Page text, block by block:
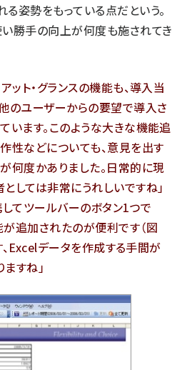
姿勢をもっている点だという。
勝手の向上が何度も施されてき
ット・グランスの機能も、導入当
のユーザーからの要望で導入さ
います。このような大きな機能追
性などについても、意見を出す
何度かありました。日常的に現
しては非常にうれしいですね」
てツールバーのボタン1つで
追加されたのが便利です（図
、Excelデータを作成する手間が
すね」